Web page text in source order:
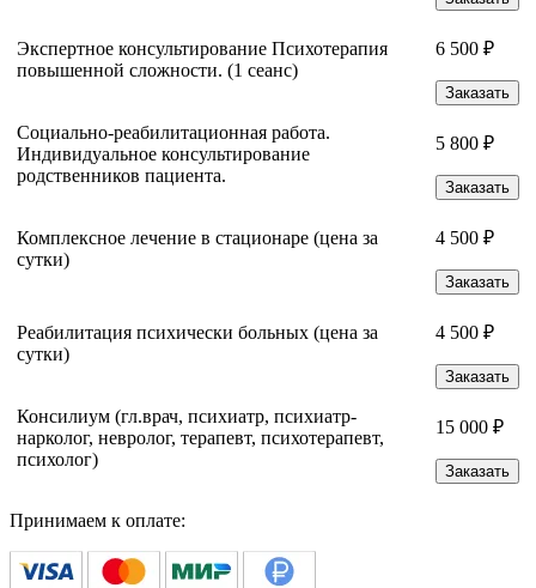
Экспертное консультирование Психотерапия
повышенной сложности. (1 сеанс)
6 500 ₽
Заказать
Социально-реабилитационная работа.
Индивидуальное консультирование
родственников пациента.
5 800 ₽
Заказать
Комплексное лечение в стационаре (цена за
сутки)
4 500 ₽
Заказать
Реабилитация психически больных (цена за
сутки)
4 500 ₽
Заказать
Консилиум (гл.врач, психиатр, психиатр-
нарколог, невролог, терапевт, психотерапевт,
психолог)
15 000 ₽
Заказать
Принимаем к оплате: